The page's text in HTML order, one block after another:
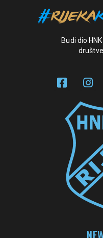
Budi dio